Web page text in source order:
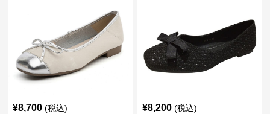
¥8,700 (税込) ¥8,200 (税込)